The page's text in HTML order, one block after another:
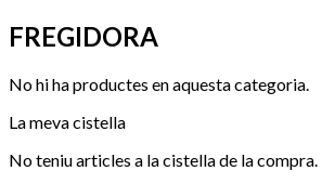
FREGIDORA
No hi ha productes en aquesta categoria.
La meva cistella
No teniu articles a la cistella de la compra.